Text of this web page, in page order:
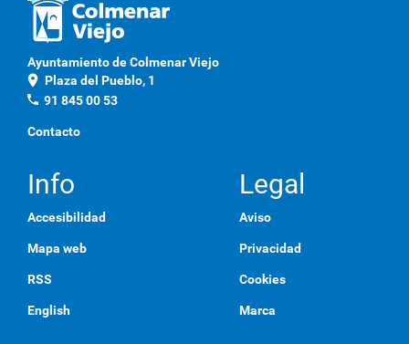
Ayuntamiento de Colmenar Viejo
location_on Plaza del Pueblo, 1
phone 91 845 00 53
Contacto
Info
Accesibilidad
Mapa web
RSS
English
Legal
Aviso
Privacidad
Cookies
Marca